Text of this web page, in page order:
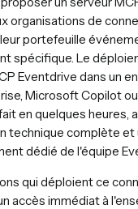
organisations de
portefeuille
spécifique. Le
Eventdrive dans un
Microsoft Copilot
en quelques heures,
technique complète et
dédié de l'équipe
qui déploient ce
accès immédiat à